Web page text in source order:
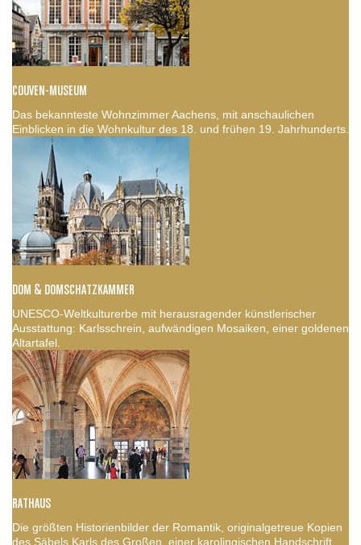
COUVEN-MUSEUM
Das bekannteste Wohnzimmer Aachens, mit anschaulichen
Einblicken in die Wohnkultur des 18. und frühen 19. Jahrhunderts.
DOM & DOMSCHATZKAMMER
UNESCO-Weltkulturerbe mit herausragender künstlerischer
Ausstattung: Karlsschrein, aufwändigen Mosaiken, einer goldenen
Altartafel.
RATHAUS
Die größten Historienbilder der Romantik, originalgetreue Kopien
des Säbels Karls des Großen, einer karolingischen Handschrift,